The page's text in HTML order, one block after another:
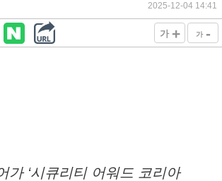
2025-12-04 14:41
가 + 가 -
가 ‘시큐리티 어워드 코리아